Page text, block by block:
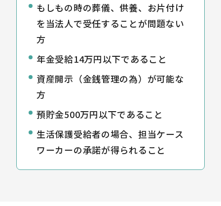
もしもの時の葬儀、供養、お片付け
を当法人で受任することが問題ない
方
年金受給14万円以下であること
資産開示（金銭管理の為）が可能な
方
預貯金500万円以下であること
生活保護受給者の場合、担当ケース
ワーカーの承諾が得られること